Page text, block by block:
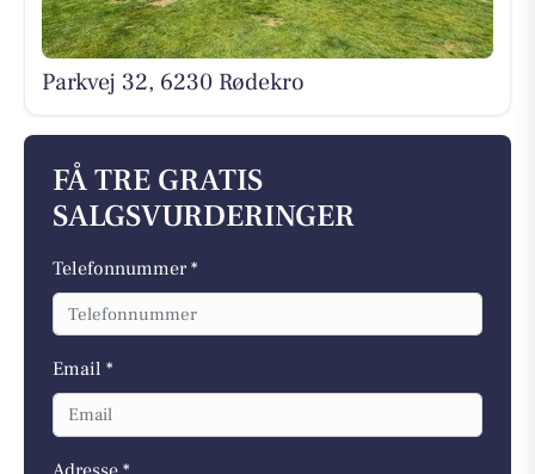
Parkvej 32, 6230 Rødekro
FÅ TRE GRATIS
SALGSVURDERINGER
Telefonnummer *
Email *